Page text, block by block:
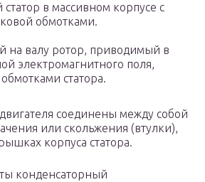
в массивном корпусе с
обмотками.
на валу ротор, приводимый в
электромагнитного поля,
статора.
соединены между собой
или скольжения (втулки),
корпуса статора.
конденсаторный